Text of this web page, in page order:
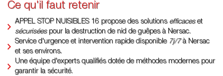
Ce qu'il faut retenir
APPEL STOP NUISIBLES 16 propose des solutions efficaceset
sécuriséespour la destruction de nid de guêpes à Nersac.
Service d'urgence et intervention rapide disponible 7j/7à Nersac
et ses environs.
Une équipe d'experts qualifiés dotée de méthodes modernes pour
garantir la sécurité.